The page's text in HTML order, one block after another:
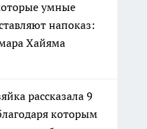
умные
напоказ:
Хайяма
рассказала 9
которым